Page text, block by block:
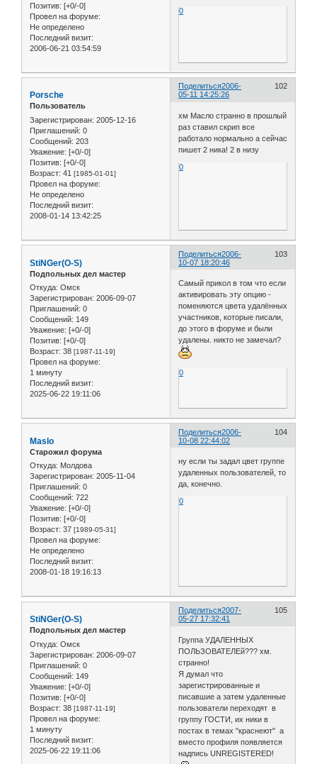
Позитив: [+0/-0]
Провел на форуме:
Не определено
Последний визит:
2006-06-21 03:54:59
0
Поделиться 102
2006-
05-11 14:25:26
Porsche
Пользователь
Зарегистрирован: 2005-12-16
Приглашений: 0
Сообщений: 203
Уважение: [+0/-0]
Позитив: [+0/-0]
Возраст: 41 [1985-01-01]
Провел на форуме:
Не определено
Последний визит:
2008-01-14 13:42:25
хм Масло странно в прошлый
раз ставил скрип все
работало нормально а сейчас
пишет 2 ника! 2 в низу
0
Поделиться 103
2006-
10-07 18:20:46
StiNGer(O-S)
Подпольных дел мастер
Откуда: Омск
Зарегистрирован: 2006-09-07
Приглашений: 0
Сообщений: 149
Уважение: [+0/-0]
Позитив: [+0/-0]
Возраст: 38 [1987-11-19]
Провел на форуме:
1 минуту
Последний визит:
2025-06-22 19:11:06
Самый прикол в том что если
активировать эту опцию -
поменяются цвета удалённых
участников, которые писали,
до этого в форуме и были
удалены. никто не замечал?
0
Поделиться 104
2006-
10-08 22:44:02
Maslo
Старожил форума
Откуда: Молдова
Зарегистрирован: 2005-11-04
Приглашений: 0
Сообщений: 722
Уважение: [+0/-0]
Позитив: [+0/-0]
Возраст: 37 [1989-05-31]
Провел на форуме:
Не определено
Последний визит:
2008-01-18 19:16:13
ну если ты задал цвет группе
удаленных пользователей, то
да, конечно.
0
Поделиться 105
2007-
05-27 17:32:41
StiNGer(O-S)
Подпольных дел мастер
Откуда: Омск
Зарегистрирован: 2006-09-07
Приглашений: 0
Сообщений: 149
Уважение: [+0/-0]
Позитив: [+0/-0]
Возраст: 38 [1987-11-19]
Провел на форуме:
1 минуту
Последний визит:
2025-06-22 19:11:06
Группа УДАЛЕННЫХ
ПОЛЬЗОВАТЕЛЕй??? хм.
странно!
Я думал что
зарегистрированные и
писавшие а затем удаленные
пользователи переходят в
группу ГОСТИ, их ники в
постах в темах "краснеют" а
вместо профиля появляется
надпись UNREGISTERED!